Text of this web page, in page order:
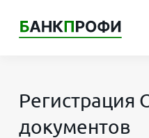
документов